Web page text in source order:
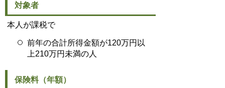
対象者
本人が課税で
前年の合計所得金額が120万円以
上210万円未満の人
保険料（年額）